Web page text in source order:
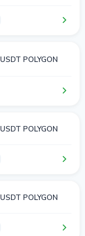
USDT POLYGON
USDT POLYGON
USDT POLYGON